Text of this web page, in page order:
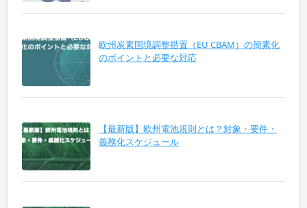
欧州炭素国境調整措置（EU CBAM）の簡素化
のポイントと必要な対応
【最新版】欧州電池規則とは？対象・要件・
義務化スケジュール